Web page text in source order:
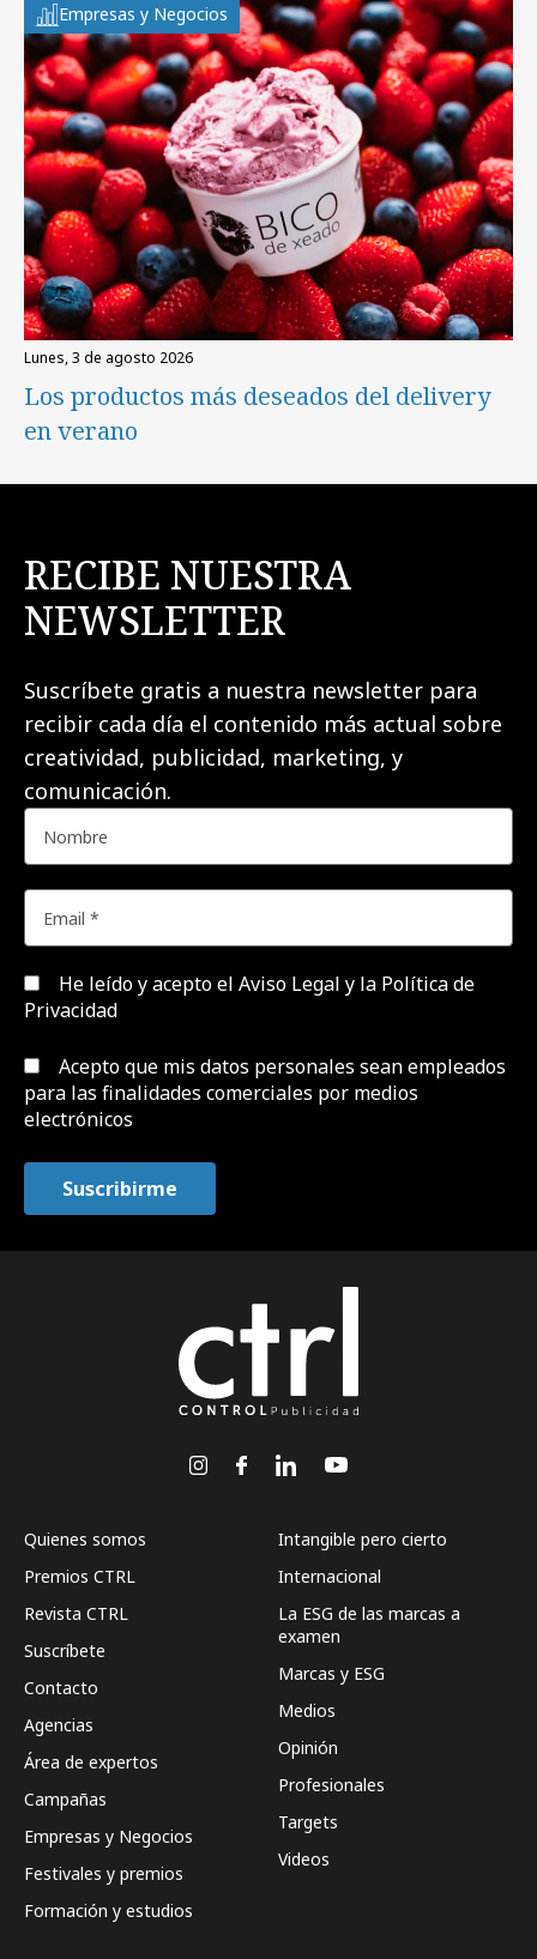
Empresas y Negocios
lunes, 3 de agosto 2026
Los productos más deseados del delivery
en verano
RECIBE NUESTRA
NEWSLETTER
Suscríbete gratis a nuestra newsletter para
recibir cada día el contenido más actual sobre
creatividad, publicidad, marketing, y
comunicación.
He leído y acepto el Aviso Legal y la Política de
Privacidad
Acepto que mis datos personales sean empleados
para las finalidades comerciales por medios
electrónicos
Quienes somos
Premios CTRL
Revista CTRL
Suscríbete
Contacto
Agencias
Área de expertos
Campañas
Empresas y Negocios
Festivales y premios
Formación y estudios
Intangible pero cierto
Internacional
La ESG de las marcas a
examen
Marcas y ESG
Medios
Opinión
Profesionales
Targets
Videos